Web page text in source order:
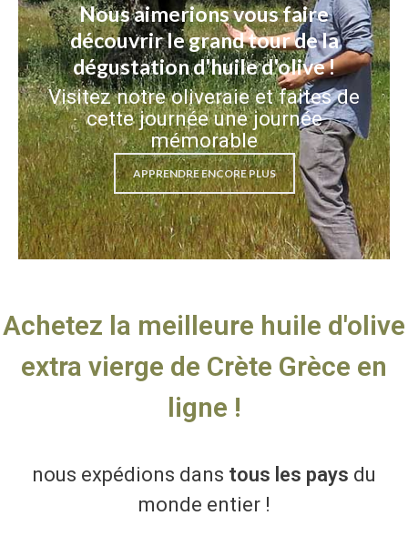
Nous aimerions vous faire
découvrir le grand tour de la
dégustation d'huile d'olive !
Visitez notre oliveraie et faites de
cette journée une journée
mémorable
APPRENDRE ENCORE PLUS
Achetez la meilleure huile d'olive
extra vierge de Crète Grèce en
ligne !
nous expédions dans tous les pays du
monde entier !